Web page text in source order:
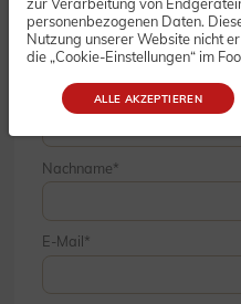
Vorname
Nachname
E-Mail
personenbezogenen Daten.
Nutzung unserer Website nicht
die „Cookie-Einstellungen“ im
ALLE AKZEPTIEREN